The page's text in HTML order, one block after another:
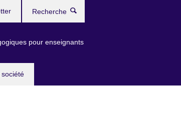
pour enseignants